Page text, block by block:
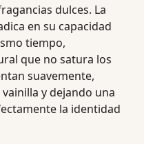
dulces. La
en su capacidad
tiempo,
que no satura los
suavemente,
y dejando una
la identidad